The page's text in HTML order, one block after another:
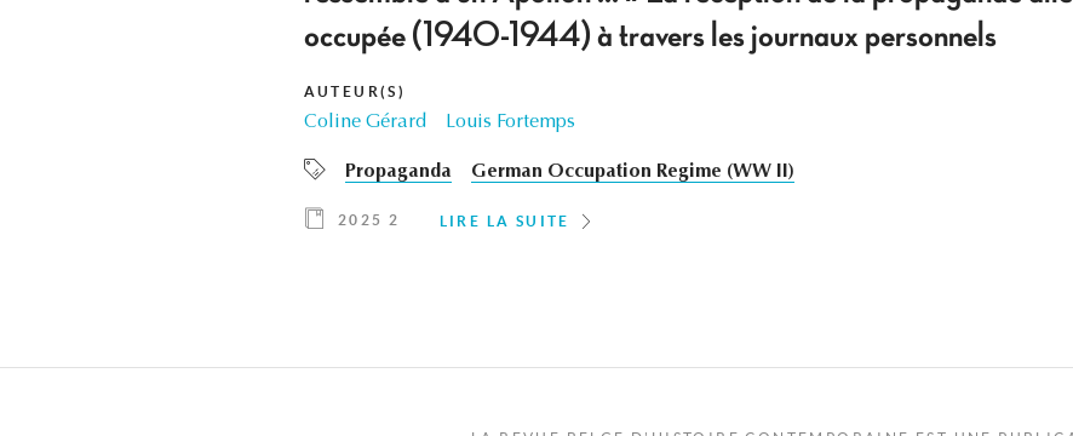
occupée (1940-1944) à travers les journaux personnels
AUTEUR(S)
Coline Gérard Louis Fortemps
Propaganda German Occupation Regime (WW II)
2025 2 LIRE LA SUITE